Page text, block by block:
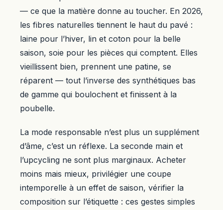
— ce que la matière donne au toucher. En 2026,
les fibres naturelles tiennent le haut du pavé :
laine pour l’hiver, lin et coton pour la belle
saison, soie pour les pièces qui comptent. Elles
vieillissent bien, prennent une patine, se
réparent — tout l’inverse des synthétiques bas
de gamme qui boulochent et finissent à la
poubelle.
La mode responsable n’est plus un supplément
d’âme, c’est un réflexe. La seconde main et
l’upcycling ne sont plus marginaux. Acheter
moins mais mieux, privilégier une coupe
intemporelle à un effet de saison, vérifier la
composition sur l’étiquette : ces gestes simples